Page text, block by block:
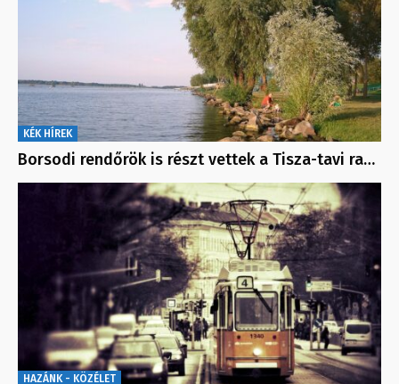
KÉK HÍREK
Borsodi rendőrök is részt vettek a Tisza-tavi ra…
HAZÁNK - KÖZÉLET